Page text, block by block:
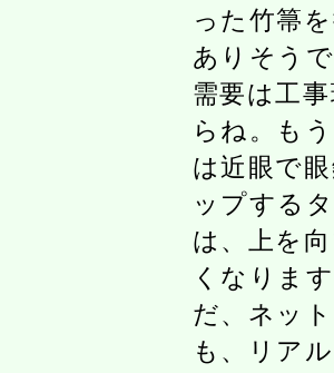
った竹箒
ありそう
需要は工
らね。も
は近眼で
ップする
は、上を
くなりま
だ、ネッ
も、リア